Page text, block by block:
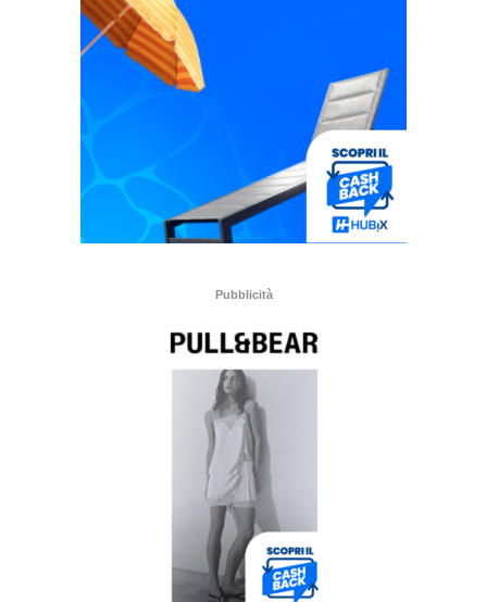
Pubblicità